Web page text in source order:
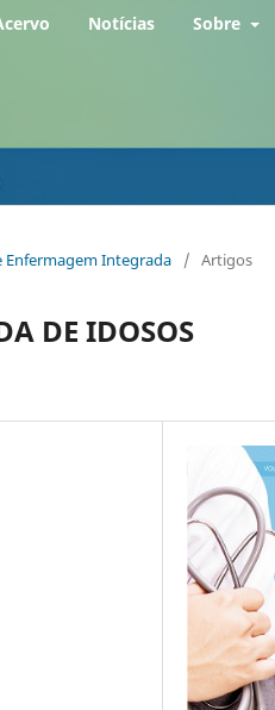
Notícias Sobre
Enfermagem Integrada / Artigos
DE IDOSOS